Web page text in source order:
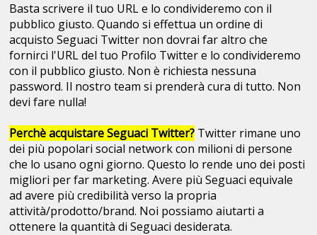
Basta scrivere il tuo URL e lo condivideremo con il
pubblico giusto. Quando si effettua un ordine di
acquisto Seguaci Twitter non dovrai far altro che
fornirci l'URL del tuo Profilo Twitter e lo condivideremo
con il pubblico giusto. Non è richiesta nessuna
password. Il nostro team si prenderà cura di tutto. Non
devi fare nulla!
Perchè acquistare Seguaci Twitter? Twitter rimane uno
dei più popolari social network con milioni di persone
che lo usano ogni giorno. Questo lo rende uno dei posti
migliori per far marketing. Avere più Seguaci equivale
ad avere più credibilità verso la propria
attività/prodotto/brand. Noi possiamo aiutarti a
ottenere la quantità di Seguaci desiderata.